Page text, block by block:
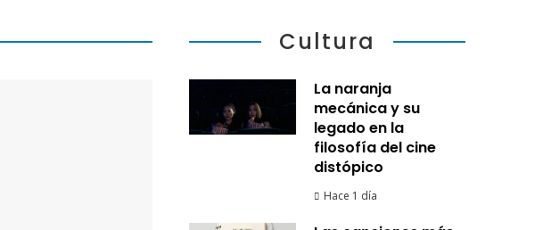
Cultura
La naranja
mecánica y su
legado en la
filosofía del cine
distópico
Hace 1 día